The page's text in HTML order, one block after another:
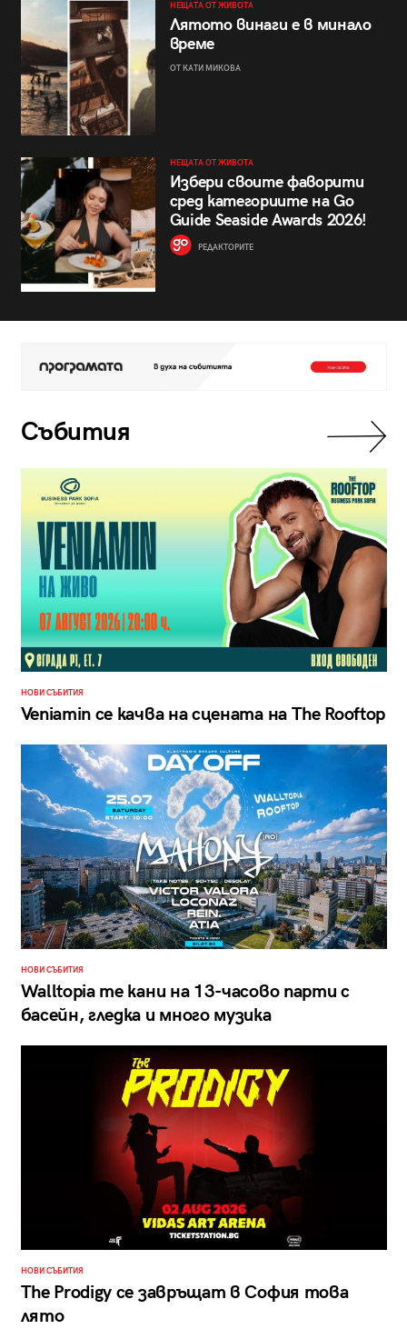
НЕЩАТА ОТ ЖИВОТА
Лятото винаги е в минало
време
ОТ КАТИ МИКОВА
НЕЩАТА ОТ ЖИВОТА
Избери своите фаворити
сред категориите на Go
Guide Seaside Awards 2026!
РЕДАКТОРИТЕ
Събития
НОВИ СЪБИТИЯ
Veniamin се качва на сцената на The Rooftop
НОВИ СЪБИТИЯ
Walltopia те кани на 13-часово парти с
басейн, гледка и много музика
НОВИ СЪБИТИЯ
The Prodigy се завръщат в София това
лято